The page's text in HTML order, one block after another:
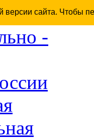
версии сайта. Чтобы
-